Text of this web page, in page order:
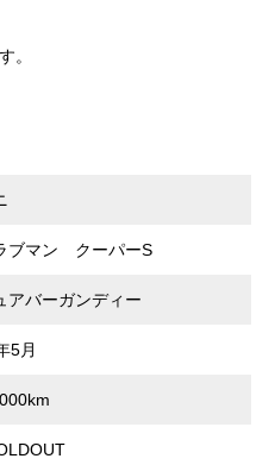
。
ブマン クーパーS
アバーガンディー
5月